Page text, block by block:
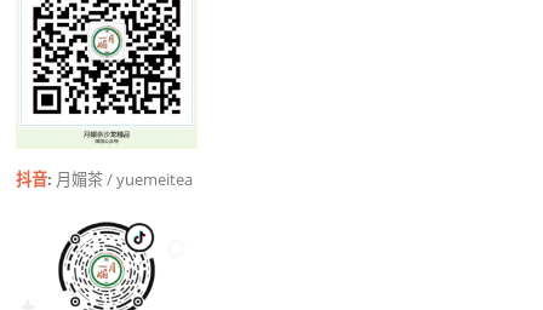
抖音: 月媚茶 / yuemeitea